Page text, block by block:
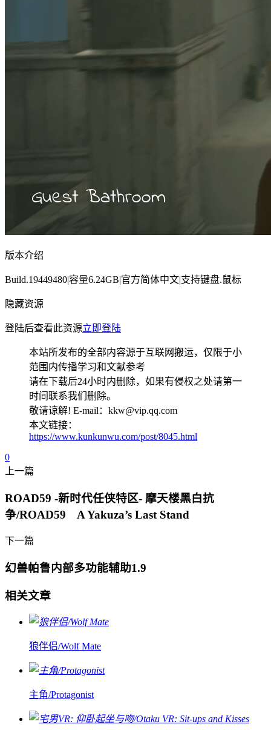
版本介绍
Build.19449480|容量6.24GB|官方简体中文|支持键盘.鼠标
隐藏资源
登陆后查看此资源立即登陆
本站所发布的全部内容源于互联网搬运，仅限于小
范围内传播学习和文献参考
请在下载后24小时内删除，如果有侵权之处请第一
时间联系我们删除。
敬请谅解! E-mail：kkw@vip.qq.com
本文链接：
https://www.kunkunwu.com/post/8045.html
0
上一篇
ROAD59 -新时代任侠特区- 摩天楼黑白抗
争/ROAD59 A Yakuza’s Last Stand
下一篇
幻兽帕鲁内部多功能辅助1.9
相关文章
狼伴侣/Wolf Mate
主角/Protagonist